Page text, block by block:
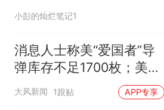
次，好感彻底清零
小彭的灿烂笔记1
消息人士称美“爱国者”导
弹库存不足1700枚；美军
中央司令部司令同以色列
国防军高层讨论“多战线局
大风新闻 1跟贴 APP专享